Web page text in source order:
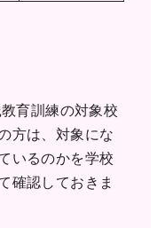
育訓練の対象校
方は、対象にな
いるのかを学校
確認しておきま